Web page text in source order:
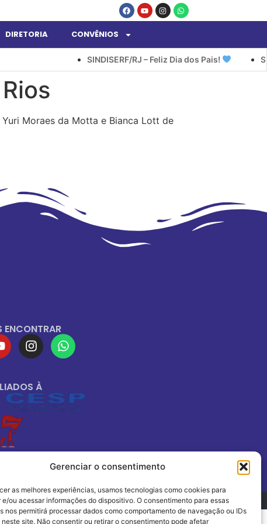
Gerenciar o consentimento
as melhores experiências, usamos tecnologias como cookies para
e/ou acessar informações do dispositivo. O consentimento para essas
nos permitirá processar dados como comportamento de navegação ou IDs
site. Não consentir ou retirar o consentimento pode afetar
SINDISERF/RJ – Feliz Dia dos Pais!
DIRETORIA CONVÊNIOS
Moraes da Motta e Bianca Lott de
ENCONTRAR
À